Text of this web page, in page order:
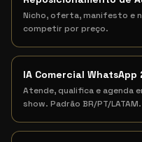
Nicho, oferta, manifesto e
competir por preço.
IA Comercial WhatsApp
Atende, qualifica e agenda
show. Padrão BR/PT/LATAM.